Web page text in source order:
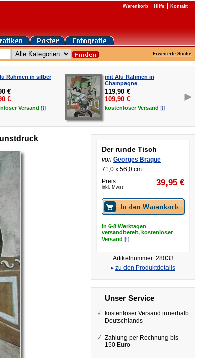
Warenkorb Hilfe Kontakt
Erweiterte Suche
Rahmen in silber
€
€
Versand [i]
mit Alu Rahmen in
Champagne
119,90 €
109,90 €
kostenloserVersand [i]
Der runde Tisch
von Georges Braque
71,0 x 56,0 cm
Preis:
inkl. Mwst 39,95 €
in 6-8 Werktagen
versandbereit, kostenloser
Versand [i]
Artikelnummer: 28033
▸ zu den Produktdetails
Unser Service
kostenloser Versand innerhalb
Deutschlands
Zahlung per Rechnung bis
150 Euro